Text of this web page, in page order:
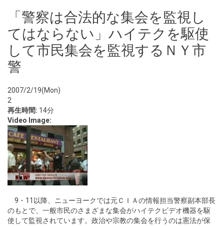
「警察は合法的な集会を監視し
てはならない」ハイテクを駆使
して市民集会を監視するＮＹ市
警
2007/2/19(Mon)
2
再生時間: 14分
Video Image:
9・11以降、ニューヨークでは元ＣＩＡの情報担当警察副本部長
のもとで、一般市民のさまざまな集会がハイテクビデオ機器を駆
使して監視されています。政治や宗教の集会を行うのは憲法が保